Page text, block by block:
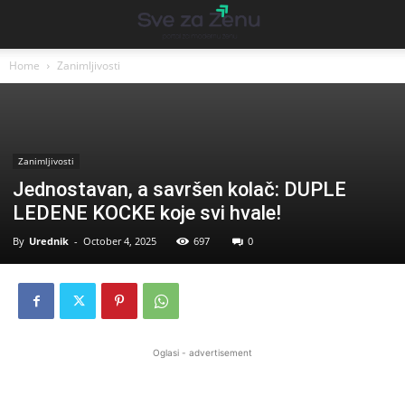
Home Zanimljivosti
Zanimljivosti
Jednostavan, a savršen kolač: DUPLE
LEDENE KOCKE koje svi hvale!
By Urednik - October 4, 2025 697 0
Oglasi - advertisement